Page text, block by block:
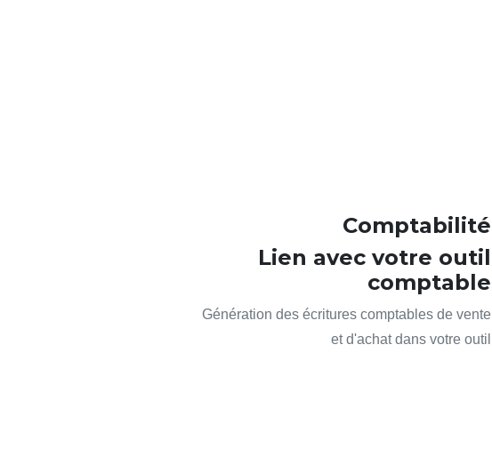
Comptabilité
Lien avec votre outil
comptable
Génération des écritures comptables de vente
et d'achat dans votre outil